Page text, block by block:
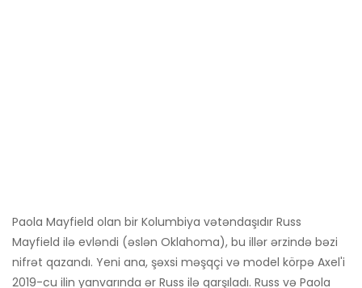
Paola Mayfield olan bir Kolumbiya vətəndaşıdır Russ
Mayfield ilə evləndi (əslən Oklahoma), bu illər ərzində bəzi
nifrət qazandı. Yeni ana, şəxsi məşqçi və model körpə Axel'i
2019-cu ilin yanvarında ər Russ ilə qarşıladı. Russ və Paola